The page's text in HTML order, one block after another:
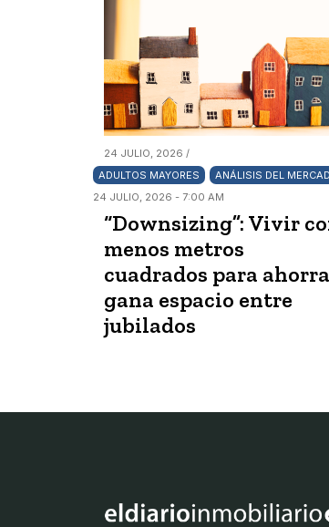
24 JULIO, 2026 /
ADULTOS MAYORES
ANÁLISIS DEL
24 JULIO, 2026 - 7:00 AM
“Downsizing”: Vivir
menos metros
cuadrados para
gana espacio entre
jubilados